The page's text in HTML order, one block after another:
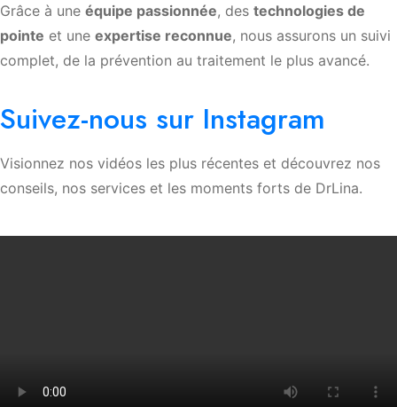
Grâce à une équipe passionnée, des technologies de
pointe et une expertise reconnue, nous assurons un suivi
complet, de la prévention au traitement le plus avancé.
Suivez-nous sur Instagram
Visionnez nos vidéos les plus récentes et découvrez nos
conseils, nos services et les moments forts de DrLina.